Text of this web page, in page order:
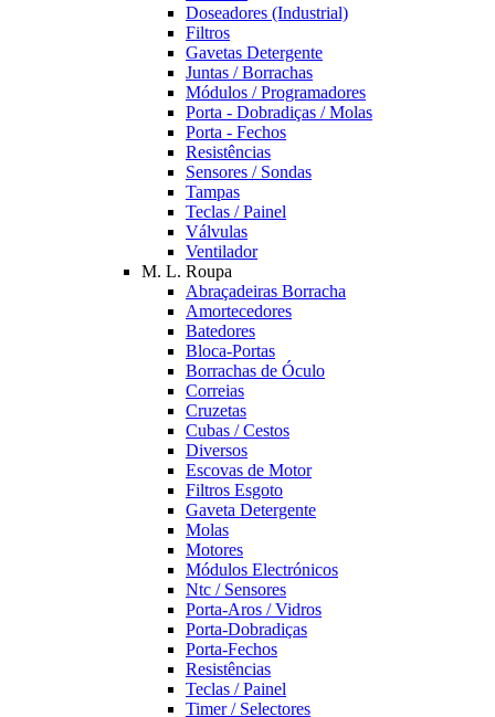
Doseadores (Industrial)
Filtros
Gavetas Detergente
Juntas / Borrachas
Módulos / Programadores
Porta - Dobradiças / Molas
Porta - Fechos
Resistências
Sensores / Sondas
Tampas
Teclas / Painel
Válvulas
Ventilador
M. L. Roupa
Abraçadeiras Borracha
Amortecedores
Batedores
Bloca-Portas
Borrachas de Óculo
Correias
Cruzetas
Cubas / Cestos
Diversos
Escovas de Motor
Filtros Esgoto
Gaveta Detergente
Molas
Motores
Módulos Electrónicos
Ntc / Sensores
Porta-Aros / Vidros
Porta-Dobradiças
Porta-Fechos
Resistências
Teclas / Painel
Timer / Selectores